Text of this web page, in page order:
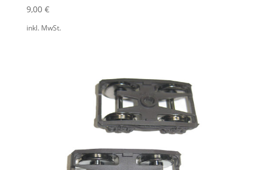
9,00 €
inkl. MwSt.